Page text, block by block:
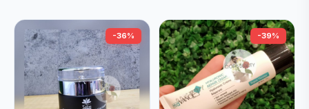
-36% -39%